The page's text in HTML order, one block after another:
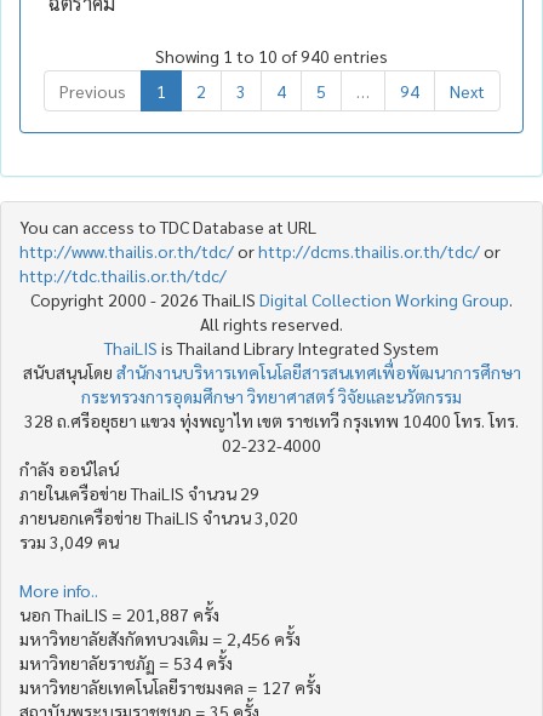
Showing 1 to 10 of 940 entries
Previous
1 2 3 4 5 94 Next
You can access to TDC Database at URL
http://www.thailis.or.th/tdc/orhttp://dcms.thailis.or.th/tdc/or
http://tdc.thailis.or.th/tdc/
Copyright 2000 - 2026 ThaiLIS Digital Collection Working Group
All rights reserved.
ThaiLIS is Thailand Library Integrated System
สนับสนุนโดย สำนักงานบริหารเทคโนโลยีสารสนเทศเพื่อพัฒนาการศึกษา
กระทรวงการอุดมศึกษา วิทยาศาสตร์ วิจัยและนวัตกรรม
328 ถ.ศรีอยุธยา แขวง ทุ่งพญาไท เขต ราชเทวี กรุงเทพ 10400 โทร. โทร.
02-232-4000
กำลัง ออน์ไลน์
ภายในเครือข่าย ThaiLIS จำนวน 29
ภายนอกเครือข่าย ThaiLIS จำนวน 3,020
รวม 3,049 คน
More info..
นอก ThaiLIS = 201,887 ครั้ง
มหาวิทยาลัยสังกัดทบวงเดิม = 2,456 ครั้ง
มหาวิทยาลัยราชภัฏ = 534 ครั้ง
มหาวิทยาลัยเทคโนโลยีราชมงคล = 127 ครั้ง
สถาบันพระบรมราชชนก = 35 ครั้ง